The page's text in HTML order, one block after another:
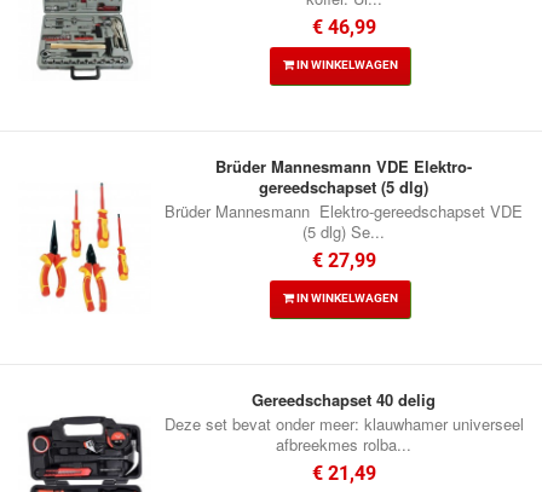
€ 46,99
IN WINKELWAGEN
Brüder Mannesmann VDE Elektro-
gereedschapset (5 dlg)
Brüder Mannesmann Elektro-gereedschapset VDE
(5 dlg) Se...
€ 27,99
IN WINKELWAGEN
Gereedschapset 40 delig
Deze set bevat onder meer: klauwhamer universeel
afbreekmes rolba...
€ 21,49